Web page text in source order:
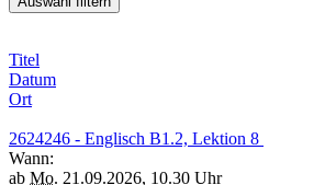
Titel
Datum
Ort
2624246 - Englisch B1.2, Lektion 8
Wann:
ab Mo. 21.09.2026, 10.30 Uhr